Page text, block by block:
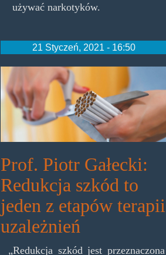
używać narkotyków.
21 Styczeń, 2021 - 16:50
cighscut.jpg
Prof. Piotr Gałecki:
Redukcja szkód to
jeden z etapów terapii
uzależnień
„Redukcja szkód jest przeznaczona